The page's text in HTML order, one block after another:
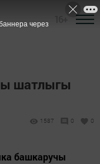
шатлыгы
1587 0 0
башкаручы
через